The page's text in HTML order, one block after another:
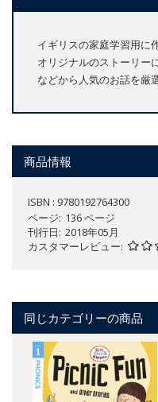
イギリスの家庭学習用に
オリジナルのストーリー
などから人気のお話を厳
商品情報
ISBN : 9780192764300
ページ 136 ページ
刊行日 2018年05月
カスタマーレビュー
同じカテゴリーの商品